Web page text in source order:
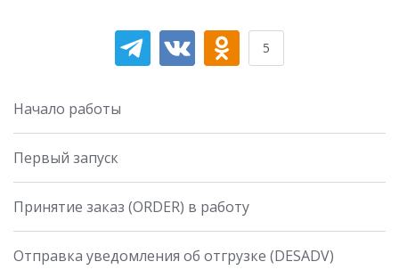
5
Начало работы
Первый запуск
Принятие заказ (ORDER) в работу
Отправка уведомления об отгрузке (DESADV)